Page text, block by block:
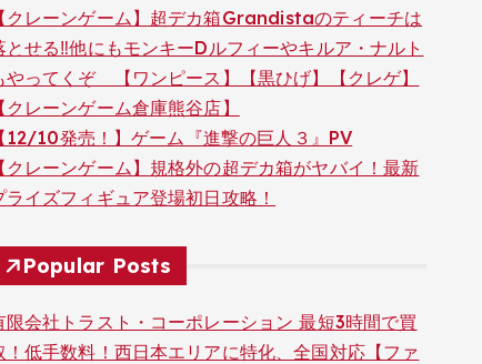
【クレーンゲーム】超デカ箱Grandistaのティーチは
とせる‼︎他にもモンキーDルフィーやキルア・ナルト
やってくぞ 【ワンピース】【黒ひげ】【クレゲ】
【クレーンゲーム倉庫熊谷店】
【12/10発売！】ゲーム『進撃の巨人３』PV
【クレーンゲーム】規格外の超デカ箱がヤバイ！最新
ライズフィギュア登場初日攻略！
Popular Posts
限会社トラスト・コーポレーション 最短3時間で買
！低手数料！西日本エリアに特化、全国対応【ファ